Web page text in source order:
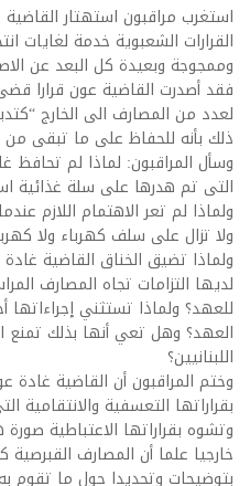
استغرب مراقبون استهتار
القرارات الشعبوية خدمة لغايات
وممجوجة وبعيدة كل البعد عن
فقد أصدرت القاضية عون قرارا
لعدد من المصارف الى الخارج
ذلك بأنه للحفاظ على ما تبقى من
وسأل المراقبون: لماذا لم
التى تم هدرها على سلة غذائية
ولماذا لم تعر الاهتمام اللازم
ولا تزال على سلف كهرباء ولا
ولماذا تضيق الخناق القاضية
لديها التزامات تجاه المصارف
للعهد؟ ولماذا تستثني
العهد؟ وهل تعي أنها بذلك تمنع
اللبنانيين؟
وختم المراقبون أن القاضية
بقراراتها التعسفية والانتقامية
وتشوه بقراراتها الاعتباطية
خارجيا علما أن المصارف القبرصية
بتوضيحات وتحديدا حول ما تقوم